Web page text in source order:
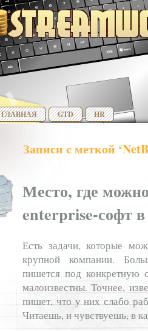
ГЛАВНАЯ GTD HR
Записи с меткой
Место, где
enterprise-софт
Есть задачи, которые
крупной компании.
пишется под
малоизвестны. Точнее,
пишет, что у них слабо
Читаешь, и чувствуешь, в